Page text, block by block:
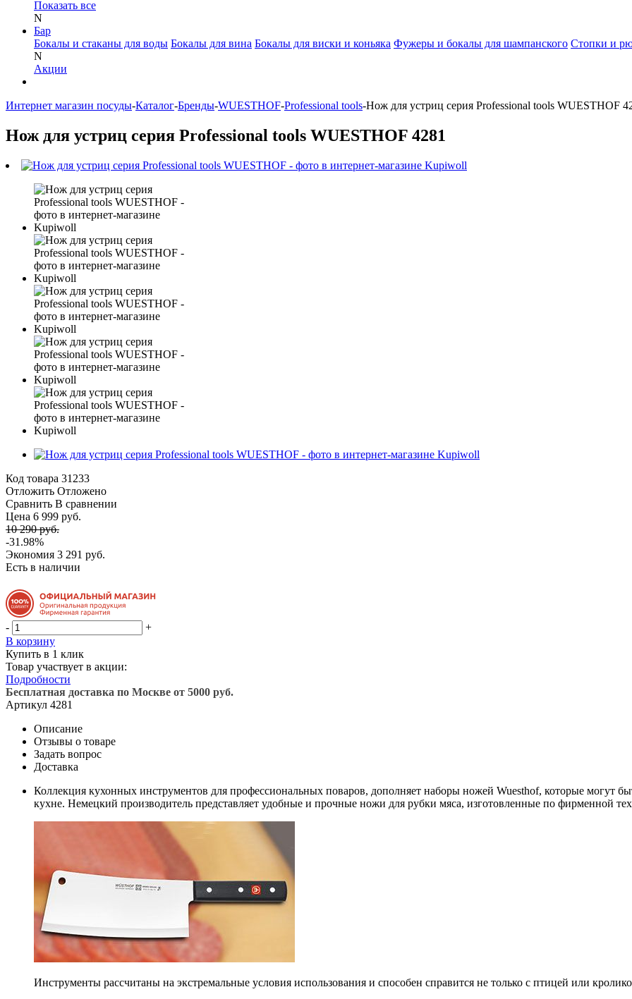
Показать все
N
Бар
Бокалы и стаканы для воды Бокалы для вина Бокалы для виски и коньяка Фужеры и бокалы для шампанского Стопки и
N
Акции
Интернет магазин посуды-Каталог-Бренды-WUESTHOF-Professional tools-Нож для устриц серия Professional tools WUESTHOF
Нож для устриц серия Professional tools WUESTHOF 4281
Код товара 31233
Отложить Отложено
Сравнить В сравнении
Цена 6 999 руб.
10 290 руб.
-31.98%
Экономия 3 291 руб.
Есть в наличии
-
+
В корзину
Купить в 1 клик
Товар участвует в акции:
Подробности
Бесплатная доставка по Москве от 5000 руб.
Артикул 4281
Описание
Отзывы о товаре
Задать вопрос
Доставка
Коллекция кухонных инструментов для профессиональных поваров, дополняет наборы ножей Wuesthof, которые могут
кухне. Немецкий производитель представляет удобные и прочные ножи для рубки мяса, изготовленные по фирменной
Инструменты рассчитаны на экстремальные условия использования и способен справится не только с птицей или